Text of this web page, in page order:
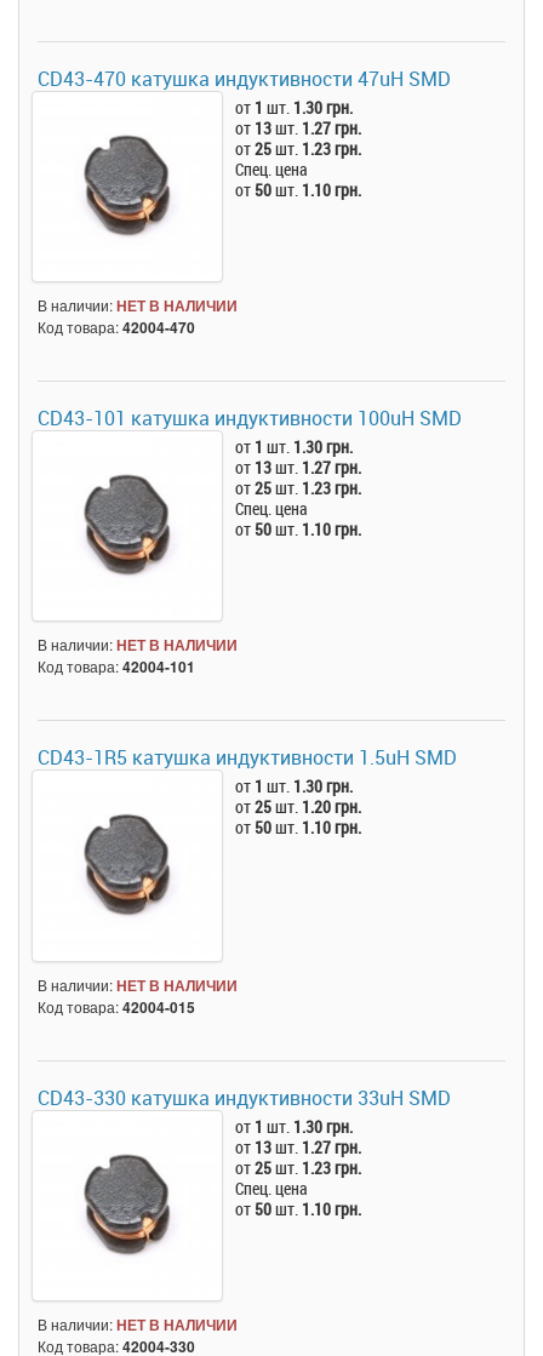
CD43-470 катушка индуктивности 47uH SMD
от 1 шт. 1.30 грн.
от 13шт. 1.27 грн.
от25шт. 1.23 грн.
Спец. цена
от 50шт. 1.10 грн.
В наличии:НЕТ В НАЛИЧИИ
Код товара:42004-470
CD43-101 катушка индуктивности 100uH SMD
от 1 шт. 1.30 грн.
от 13шт. 1.27 грн.
от25шт. 1.23 грн.
Спец. цена
от 50шт. 1.10 грн.
В наличии:НЕТ В НАЛИЧИИ
Код товара:42004-101
CD43-1R5 катушка индуктивности 1.5uH SMD
от 1 шт. 1.30 грн.
от25шт. 1.20 грн.
от 50шт. 1.10 грн.
В наличии:НЕТ В НАЛИЧИИ
Код товара:42004-015
CD43-330 катушка индуктивности 33uH SMD
от 1 шт. 1.30 грн.
от 13шт. 1.27 грн.
от25шт. 1.23 грн.
Спец. цена
от 50шт. 1.10 грн.
В наличии:НЕТ В НАЛИЧИИ
Код товара:42004-330